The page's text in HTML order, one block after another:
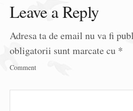
Leave a Reply
Adresa ta de email nu va fi
obligatorii sunt marcate cu *
Comment